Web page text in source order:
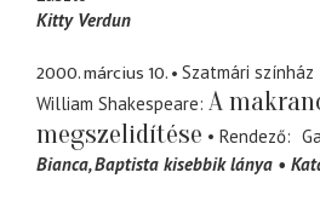
Kitty Verdun
2000. március 10.
Szatmári színház
William Shakespeare A
megszelidítése
Rendező
Bianca Baptista kisebbik lánya